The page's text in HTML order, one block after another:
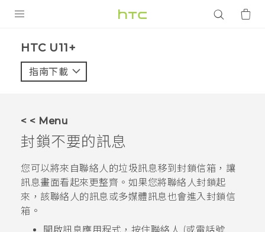
VIVE
應用程式
支援服務
HTC U11+‎
指南下載
< < Menu
封鎖不要的訊息
您可以將來自聯絡人的垃圾訊息移到封鎖信箱，讓
訊息畫面看起來更整齊。如果您將聯絡人封鎖起
來，該聯絡人的訊息或多媒體訊息也會進入封鎖信
箱。